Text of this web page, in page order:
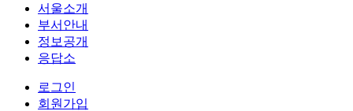
서울소개
부서안내
정보공개
응답소
로그인
회원가입